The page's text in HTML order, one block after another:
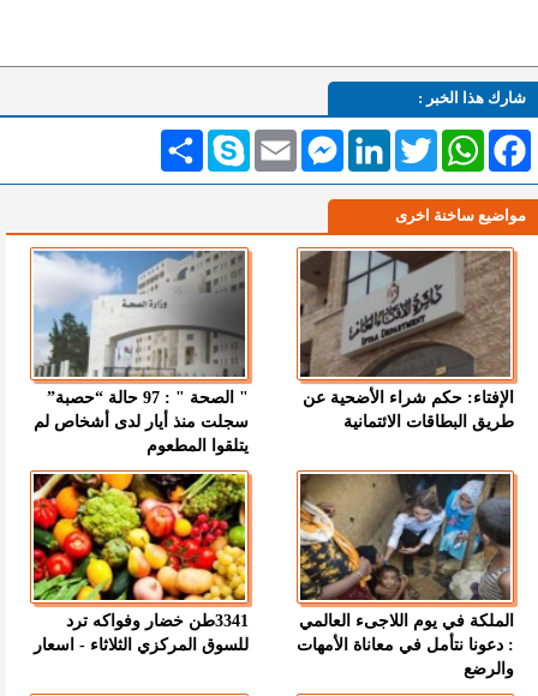
شارك هذا الخبر :
انشر Skype Email
MessengerLinkedInTwitterWhatsAppFacebook
مواضيع ساخنة اخرى
الإفتاء: حكم شراء الأضحية عن
طريق البطاقات الائتمانية
" الصحة " : 97 حالة “حصبة”
سجلت منذ أيار لدى أشخاص لم
يتلقوا المطعوم
الملكة في يوم اللاجىء العالمي
: دعونا نتأمل في معاناة الأمهات
والرضع
3341طن خضار وفواكه ترد
للسوق المركزي الثلاثاء - اسعار